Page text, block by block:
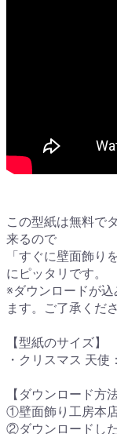
この型紙は無料で
来るので
「すぐに壁面飾り
にピッタリです。
※ダウンロードが
ます。ご了承くださ
【型紙のサイズ】
・クリスマス 天
【ダウンロード方法
①壁面飾り工房本
②ダウンロードし